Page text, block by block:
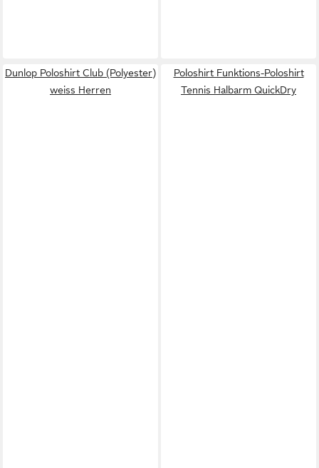
Dunlop Poloshirt Club (Polyester)
weiss Herren
Poloshirt Funktions-Poloshirt
Tennis Halbarm QuickDry